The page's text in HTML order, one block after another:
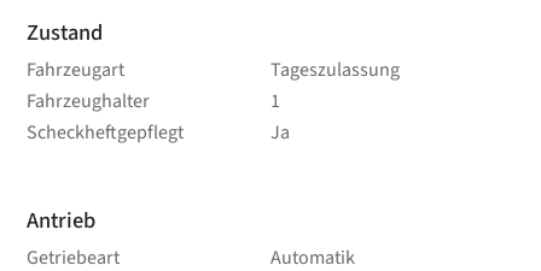
Zustand
Fahrzeugart
Tageszulassung
Fahrzeughalter
1
Scheckheftgepflegt
Ja
Antrieb
Getriebeart Automatik